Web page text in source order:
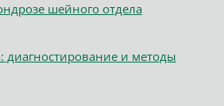
шейного отдела
диагностирование и методы